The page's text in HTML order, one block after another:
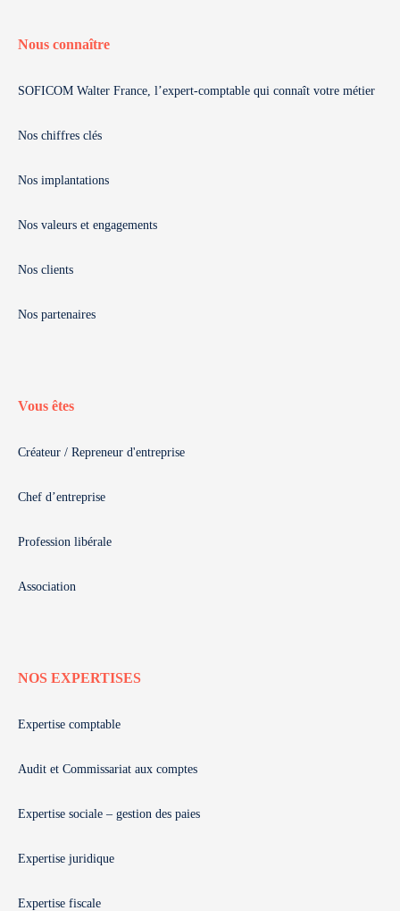
Nous connaître
SOFICOM Walter France, l’expert-comptable qui connaît votre métier
Nos chiffres clés
Nos implantations
Nos valeurs et engagements
Nos clients
Nos partenaires
Vous êtes
Créateur / Repreneur d'entreprise
Chef d’entreprise
Profession libérale
Association
NOS EXPERTISES
Expertise comptable
Audit et Commissariat aux comptes
Expertise sociale – gestion des paies
Expertise juridique
Expertise fiscale